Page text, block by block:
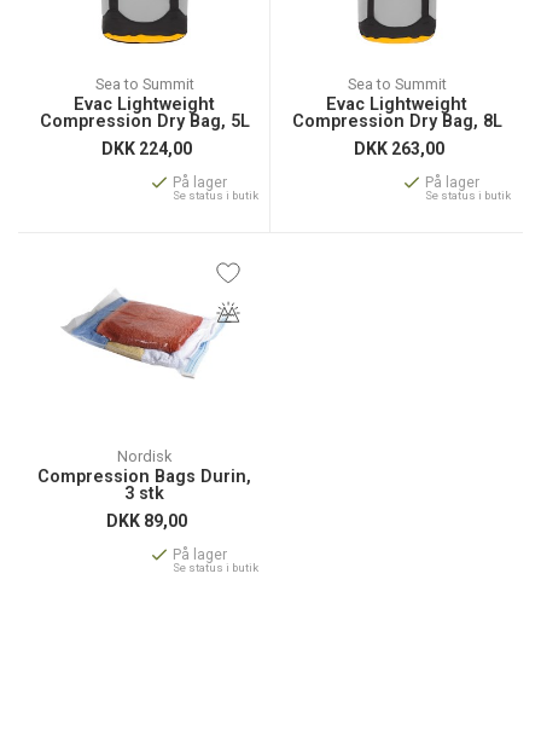
Sea to Summit
Evac Lightweight
Compression Dry Bag, 5L
DKK 224,00
På lager
Se status i butik
Sea to Summit
Evac Lightweight
Compression Dry Bag, 8L
DKK 263,00
På lager
Se status i butik
Nordisk
Compression Bags Durin,
3 stk
DKK 89,00
På lager
Se status i butik